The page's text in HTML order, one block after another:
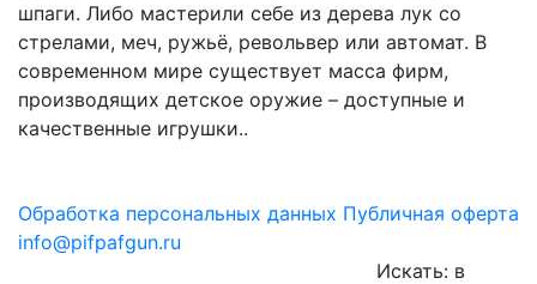
шпаги. Либо мастерили себе из дерева лук со
стрелами, меч, ружьё, револьвер или автомат. В
современном мире существует масса фирм,
производящих детское оружие – доступные и
качественные игрушки..
Обработка персональных данных Публичная оферта
info@pifpafgun.ru
Искать: в